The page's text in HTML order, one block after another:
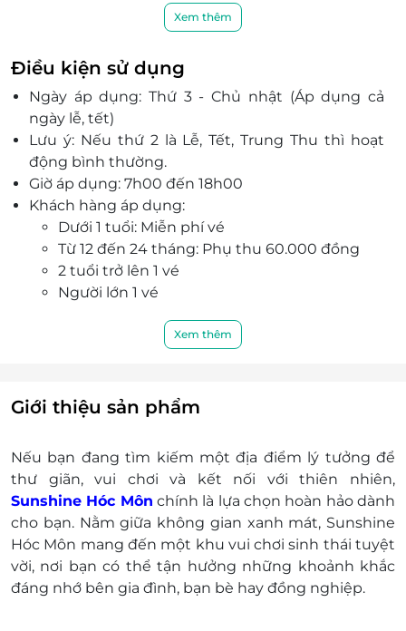
giếng nước mang lại không gian thư giãn.
Tham gia hoạt động sáng tạo như làm bánh,
trang trí bao lì xì thư pháp, và nhiều hoạt động
thủ công khác.
Dịch vụ ăn uống đồng quê tươi ngon, đặc sản và
pizza phục vụ tại không gian ngoài trời thoáng
đãng.
Chương trình team building thú vị với các trò
chơi gắn kết như nhảy sạp, làm gốm, chuyền
nước bẹ chuối.
Không gian xanh mát, trong lành phù hợp cho
các gia đình, nhóm bạn và các đoàn thể tổ chức
sự kiện.
Xem thêm
Điều kiện sử dụng
Ngày áp dụng: Thứ 3 - Chủ nhật (Áp dụng cả
ngày lễ, tết)
Lưu ý: Nếu thứ 2 là Lễ, Tết, Trung Thu thì hoạt
động bình thường.
Giờ áp dụng: 7h00 đến 18h00
Khách hàng áp dụng:
Dưới 1 tuổi: Miễn phí vé
Từ 12 đến 24 tháng: Phụ thu 60.000 đồng
2 tuổi trở lên 1 vé
Người lớn 1 vé
Tặng bé 10 món đồ chơi
Người lớn tặng thêm 1 vé cào trúng thưởng
vé cào trúng thưởng.
Khách hàng liên hệ đăng ký dịch vụ trước khi
đến để được phục vụ tốt nhất:
Điện thoại: 0904 174 674 – 0909 628 607
Một khách hàng được mua nhiều E-Voucher/E-
Coupon
E-Voucher/E-Coupon không có giá trị quy đổi
Xem thêm
Giới thiệu sản phẩm
Nếu bạn đang tìm kiếm một địa điểm lý tưởng để
thư giãn, vui chơi và kết nối với thiên nhiên,
Sunshine Hóc Môn chính là lựa chọn hoàn hảo dành
cho bạn. Nằm giữa không gian xanh mát, Sunshine
Hóc Môn mang đến một khu vui chơi sinh thái tuyệt
vời, nơi bạn có thể tận hưởng những khoảnh khắc
đáng nhớ bên gia đình, bạn bè hay đồng nghiệp.